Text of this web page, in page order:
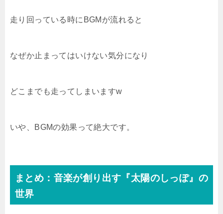
走り回っている時にBGMが流れると
なぜか止まってはいけない気分になり
どこまでも走ってしまいますw
いや、BGMの効果って絶大です。
まとめ：音楽が創り出す『太陽のしっぽ』の
世界